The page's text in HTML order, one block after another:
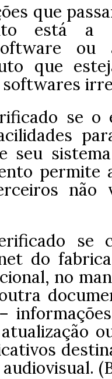
que
está
ou
que
se o
seu
permite
não
se
do
no